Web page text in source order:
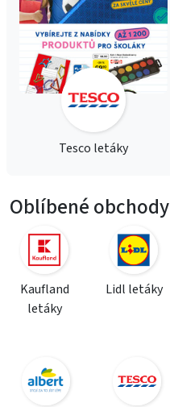
Tesco letáky
Oblíbené obchody
Kaufland
letáky
Lidl letáky